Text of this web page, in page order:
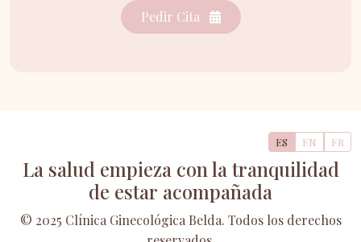
Pedir Cita
ES EN FR
La salud empieza con la tranquilidad
de estar acompañada
© 2025 Clínica Ginecológica Belda. Todos los derechos